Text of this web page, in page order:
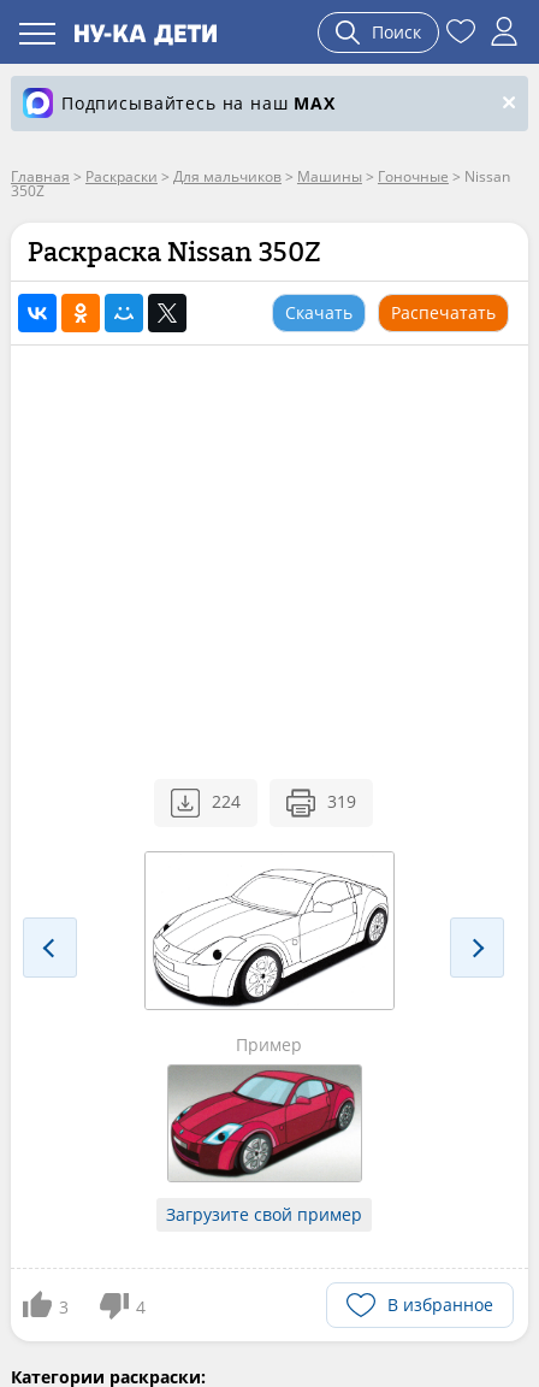
Поиск
Подписывайтесь на наш MAX
Главная > Раскраски > Для мальчиков> Машины > Гоночные > Nissan
350Z
Раскраска Nissan 350Z
Скачать Распечатать
224 319
Пример
Загрузите свой пример
3 4 В избранное
Категории раскраски: